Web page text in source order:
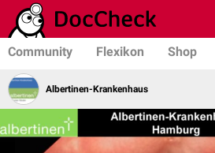
Community Flexikon Shop
Albertinen-Krankenhaus